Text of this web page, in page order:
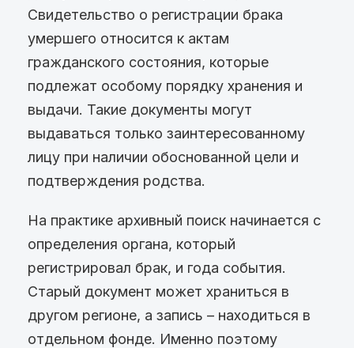
Свидетельство о регистрации брака
умершего относится к актам
гражданского состояния, которые
подлежат особому порядку хранения и
выдачи. Такие документы могут
выдаваться только заинтересованному
лицу при наличии обоснованной цели и
подтверждения родства.
На практике архивный поиск начинается с
определения органа, который
регистрировал брак, и года события.
Старый документ может храниться в
другом регионе, а запись – находиться в
отдельном фонде. Именно поэтому